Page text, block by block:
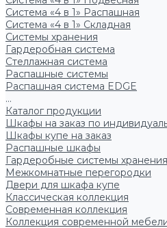
Система «4 в 1» Распашная
Система «4 в 1» Складная
Системы хранения
Гардеробная система
Стеллажная система
Распашные системы
Распашная система EDGE
...
Каталог продукции
Шкафы на заказ по
Шкафы купе на заказ
Распашные шкафы
Гардеробные системы хранения
Межкомнатные перегородки
Двери для шкафа купе
Классическая коллекция
Современная коллекция
Коллекция современной